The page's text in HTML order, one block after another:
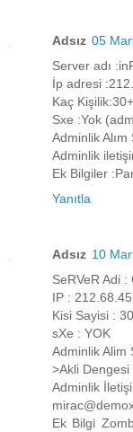
Adsız 05
Server adı
İp adresi
Kaç
Sxe :Yok
Adminlik Alım
Adminlik
Ek Bilgiler
Yanıtla
Adsız 10
SeRVeR Adi
IP :
Kisi Sayisi :
sXe : YOK
Adminlik Alim
>Akli
Adminlik
Ek Bilgi